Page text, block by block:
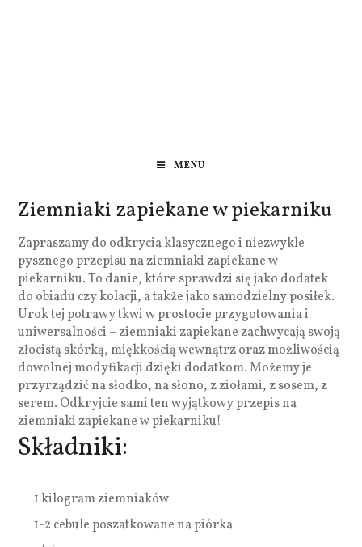
MENU
Ziemniaki zapiekane w piekarniku
Zapraszamy do odkrycia klasycznego i niezwykle
pysznego przepisu na ziemniaki zapiekane w
piekarniku. To danie, które sprawdzi się jako dodatek
do obiadu czy kolacji, a także jako samodzielny posiłek.
Urok tej potrawy tkwi w prostocie przygotowania i
uniwersalności – ziemniaki zapiekane zachwycają swoją
złocistą skórką, miękkością wewnątrz oraz możliwością
dowolnej modyfikacji dzięki dodatkom. Możemy je
przyrządzić na słodko, na słono, z ziołami, z sosem, z
serem. Odkryjcie sami ten wyjątkowy przepis na
ziemniaki zapiekane w piekarniku!
Składniki:
1 kilogram ziemniaków
1-2 cebule poszatkowane na piórka